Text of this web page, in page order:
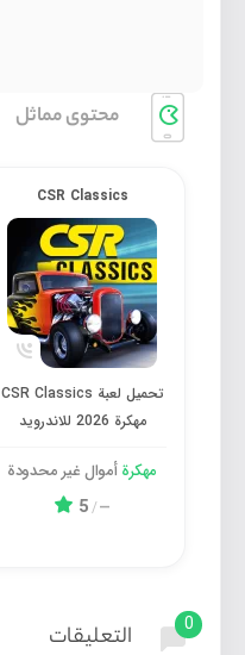
محتوی مماثل
CSR Classics
تحميل لعبة CSR Classics مهكرة 2026 للاندرويد
تحميل لعبة CSR Classics
مهكرة 2026 للاندرويد
مهكرةأموال غیر محدودة
—
/
5
0 التعليقات